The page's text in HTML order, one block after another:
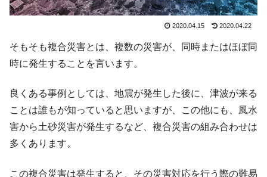
2020.04.15 2020.04.22
そもそも複合災害とは、複数の災害が、同時またはほぼ同
時に発生することを言います。
良くある事例としては、地震が発生した後に、津波が来る
ことは誰もが知っていると思いますが、この他にも、風水
害から土砂災害が発生するなど、複合災害の組み合わせは
多くあります。
この複合災害は発生すると、その災害対応を行う際の難易